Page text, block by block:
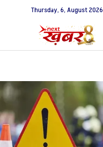
Thursday, 6, August 2026